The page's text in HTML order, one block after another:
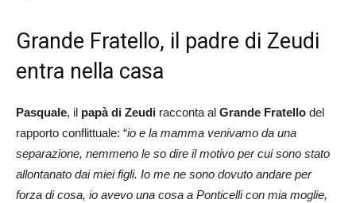
Grande Fratello, il padre di Zeudi
entra nella casa
Pasquale, il papà di Zeudi racconta al Grande Fratello del
rapporto conflittuale: “io e la mamma venivamo da una
separazione, nemmeno le so dire il motivo per cui sono stato
allontanato dai miei figli. Io me ne sono dovuto andare per
forza di cosa, io avevo una cosa a Ponticelli con mia moglie,